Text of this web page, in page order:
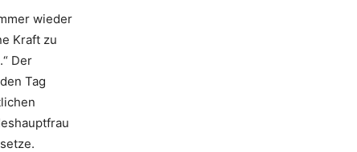
wieder
Kraft zu
Der
Tag